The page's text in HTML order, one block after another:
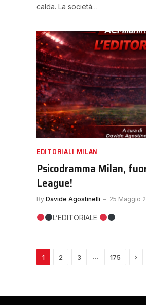
calda. La società…
EDITORIALI MILAN
Psicodramma Milan,
League!
By Davide Agostinelli 25 Maggio
L’EDITORIALE
1 2 3 … 175 Next